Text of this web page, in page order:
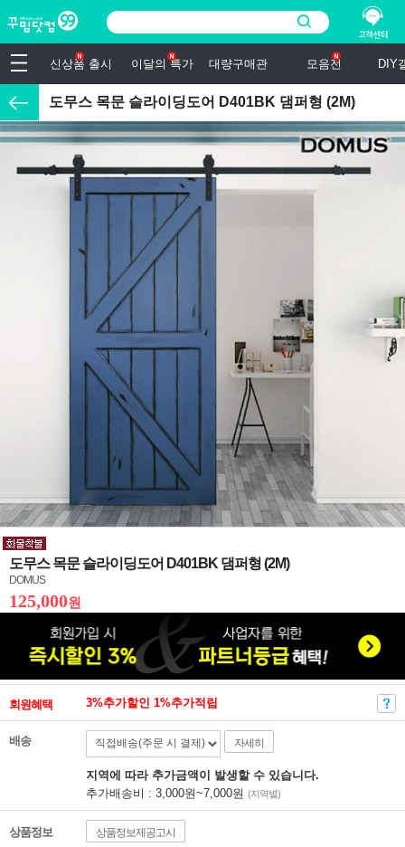
신상품 출시 이달의 특가 대량구매관 모음전 DIY
도무스 목문 슬라이딩도어 D401BK 댐퍼형 (2M)
도무스 목문 슬라이딩도어 D401BK 댐퍼형 (2M)
DOMUS
125,000원
회원혜택 3%추가할인 1%추가적립
배송 자세히
지역에 따라 추가금액이 발생할 수 있습니다.
추가배송비 : 3,000원~7,000원 (지역별)
상품정보 상품정보제공고시